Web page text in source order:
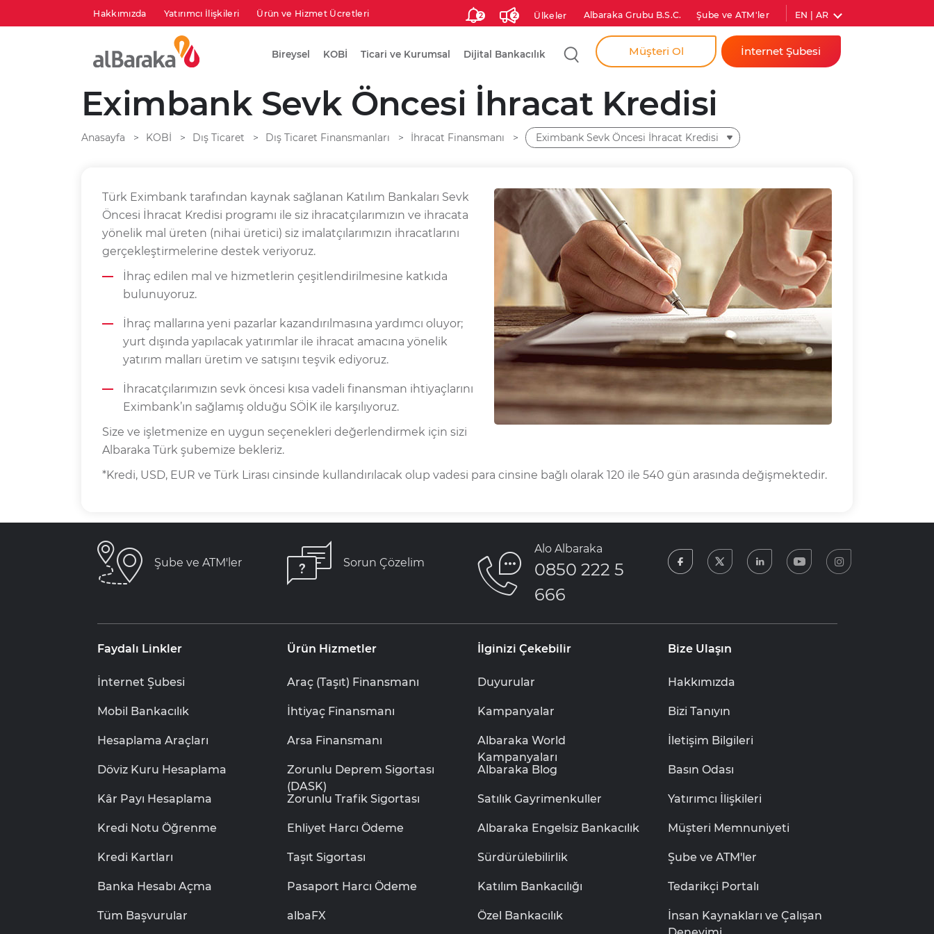
Hakkımızda Yatırımcı İlişkileri Ürün ve Hizmet Ücretleri 2 2 Ülkeler Albaraka Grubu B.S.C. Şube ve ATM'ler EN | AR
Bireysel KOBİ Ticari ve Kurumsal Dijital Bankacılık AramaMüşteri Ol İnternet Şubesi
Eximbank Sevk Öncesi İhracat Kredisi
Anasayfa KOBİ Dış Ticaret Dış Ticaret Finansmanları İhracat Finansmanı Eximbank Sevk Öncesi İhracat Kredisi
Türk Eximbank tarafından kaynak sağlanan Katılım Bankaları Sevk
Öncesi İhracat Kredisi programı ile siz ihracatçılarımızın ve ihracata
yönelik mal üreten (nihai üretici) siz imalatçılarımızın ihracatlarını
gerçekleştirmelerine destek veriyoruz.
İhraç edilen mal ve hizmetlerin çeşitlendirilmesine katkıda
bulunuyoruz.
İhraç mallarına yeni pazarlar kazandırılmasına yardımcı oluyor;
yurt dışında yapılacak yatırımlar ile ihracat amacına yönelik
yatırım malları üretim ve satışını teşvik ediyoruz.
İhracatçılarımızın sevk öncesi kısa vadeli finansman ihtiyaçlarını
Eximbank’ın sağlamış olduğu SÖİK ile karşılıyoruz.
Size ve işletmenize en uygun seçenekleri değerlendirmek için sizi
Albaraka Türk şubemize bekleriz.
*Kredi, USD, EUR ve Türk Lirası cinsinde kullandırılacak olup vadesi para cinsine bağlı olarak 120 ile 540 gün arasında değişmektedir.
Şube ve ATM'ler Sorun Çözelim
Alo Albaraka
0850 222 5
666
facebooktwitter linkedin youtube
Faydalı Linkler
İnternet Şubesi
Mobil Bankacılık
Hesaplama Araçları
Döviz Kuru Hesaplama
Kâr Payı Hesaplama
Kredi Notu Öğrenme
Kredi Kartları
Banka Hesabı Açma
Tüm Başvurular
Ürün Hizmetler
Araç (Taşıt) Finansmanı
İhtiyaç Finansmanı
Arsa Finansmanı
Zorunlu Deprem Sigortası
(DASK)
Zorunlu Trafik Sigortası
Ehliyet Harcı Ödeme
Taşıt Sigortası
Pasaport Harcı Ödeme
albaFX
İlginizi Çekebilir
Duyurular
Kampanyalar
Albaraka World
Kampanyaları
Albaraka Blog
Satılık Gayrimenkuller
Albaraka Engelsiz Bankacılık
Sürdürülebilirlik
Katılım Bankacılığı
Özel Bankacılık
Bize Ulaşın
Hakkımızda
Bizi Tanıyın
İletişim Bilgileri
Basın Odası
Yatırımcı İlişkileri
Müşteri Memnuniyeti
Şube ve ATM'ler
Tedarikçi Portalı
İnsan Kaynakları ve Çalışan